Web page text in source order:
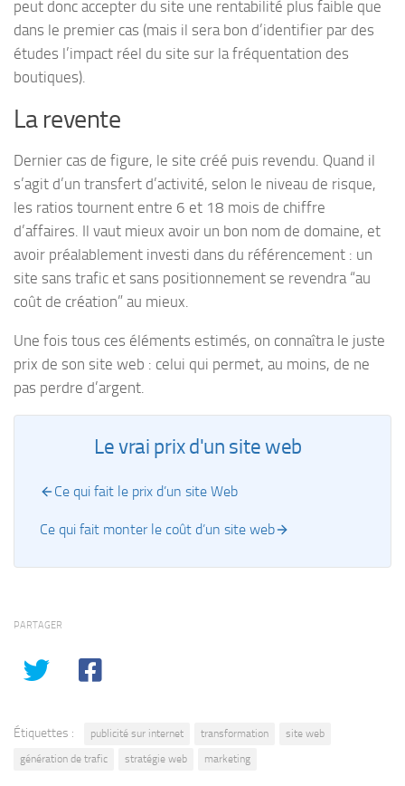
peut donc accepter du site une rentabilité plus faible que
dans le premier cas (mais il sera bon d’identifier par des
études l’impact réel du site sur la fréquentation des
boutiques).
La revente
Dernier cas de figure, le site créé puis revendu. Quand il
s’agit d’un transfert d’activité, selon le niveau de risque,
les ratios tournent entre 6 et 18 mois de chiffre
d’affaires. Il vaut mieux avoir un bon nom de domaine, et
avoir préalablement investi dans du référencement : un
site sans trafic et sans positionnement se revendra “au
coût de création” au mieux.
Une fois tous ces éléments estimés, on connaîtra le juste
prix de son site web : celui qui permet, au moins, de ne
pas perdre d’argent.
Le vrai prix d'un site web
Ce qui fait le prix d’un site Web
Ce qui fait monter le coût d’un site web
PARTAGER
Étiquettes : publicité sur internet transformation
site web
génération de trafic
stratégie web marketing